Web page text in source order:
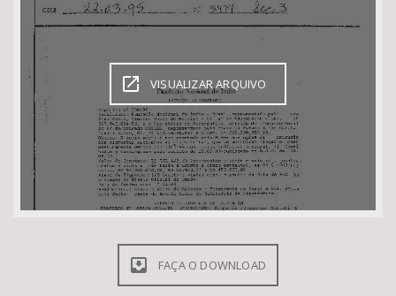
Área de Levantamento
Área Protegida VISUALIZAR ARQUIVO
FAÇA O DOWNLOAD